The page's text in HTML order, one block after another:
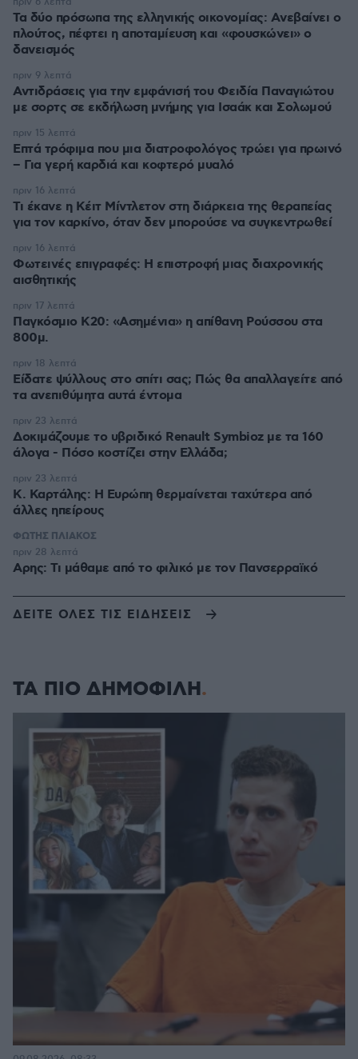
Τα δύο πρόσωπα της ελληνικής οικονομίας: Aνεβαίνει ο
πλούτος, πέφτει η αποταμίευση και «φουσκώνει» ο
δανεισμός
Αντιδράσεις για την εμφάνισή του Φειδία Παναγιώτου
με σορτς σε εκδήλωση μνήμης για Ισαάκ και Σολωμού
πριν 9 λεπτά
Επτά τρόφιμα που μια διατροφολόγος τρώει για πρωινό
– Για γερή καρδιά και κοφτερό μυαλό
πριν 15 λεπτά
Τι έκανε η Κέιτ Μίντλετον στη διάρκεια της θεραπείας
για τον καρκίνο, όταν δεν μπορούσε να συγκεντρωθεί
πριν 16 λεπτά
Φωτεινές επιγραφές: Η επιστροφή μιας διαχρονικής
αισθητικής
πριν 16 λεπτά
Παγκόσμιο Κ20: «Ασημένια» η απίθανη Ρούσσου στα
800μ.
πριν 17 λεπτά
Είδατε ψύλλους στο σπίτι σας; Πώς θα απαλλαγείτε από
τα ανεπιθύμητα αυτά έντομα
πριν 18 λεπτά
Δοκιμάζουμε το υβριδικό Renault Symbioz με τα 160
άλογα - Πόσο κοστίζει στην Ελλάδα;
πριν 23 λεπτά
Κ. Καρτάλης: Η Ευρώπη θερμαίνεται ταχύτερα από
άλλες ηπείρους
πριν 23 λεπτά
ΦΩΤΗΣ ΠΛΙΑΚΟΣ
Αρης: Τι μάθαμε από το φιλικό με τον Πανσερραϊκό
πριν 28 λεπτά
ΔΕΙΤΕ ΟΛΕΣ ΤΙΣ ΕΙΔΗΣΕΙΣ
ΤΑ ΠΙΟ ΔΗΜΟΦΙΛΗ